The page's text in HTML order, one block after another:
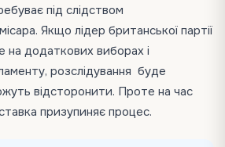
під слідством
Якщо лідер британської партії
додаткових виборах і
розслідування буде
відсторонити. Проте на час
призупиняє процес.